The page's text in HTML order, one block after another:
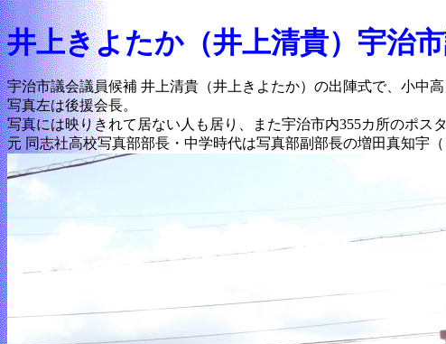
井上きよたか（井上清貴）宇治
宇治市議会議員候補 井上清貴（井上きよたか）の出陣式で、小中
写真左は後援会長。
写真には映りきれて居ない人も居り、また宇治市内355カ所のポス
元 同志社高校写真部部長・中学時代は写真部副部長の増田真知宇